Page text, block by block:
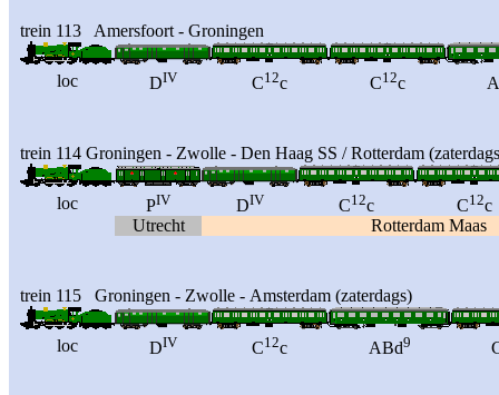
trein 113 Amersfoort - Groningen
loc DIV C12c C12c
trein 114 Groningen - Zwolle - Den Haag SS / Rotterdam
loc PIV DIV C12c C12c
Utrecht
Rotterdam Maas
trein 115 Groningen - Zwolle - Amsterdam (zaterdags)
loc DIV C12c ABd9